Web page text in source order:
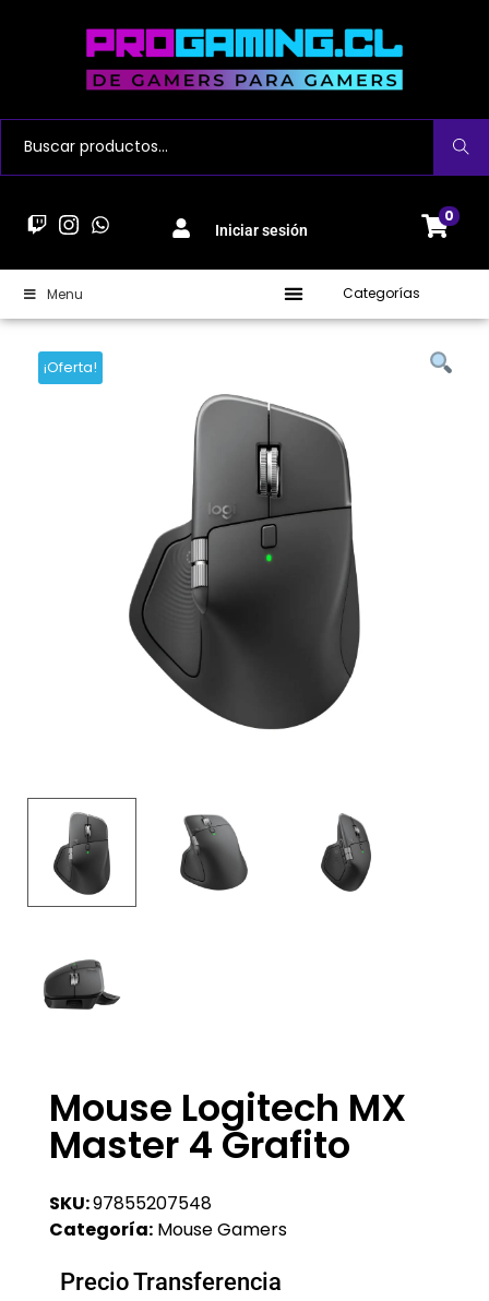
Buscar
Iniciar sesión
0
Menu Categorías
¡Oferta!
Mouse Logitech MX
Master 4 Grafito
SKU:97855207548
Categoría: Mouse Gamers
Precio Transferencia